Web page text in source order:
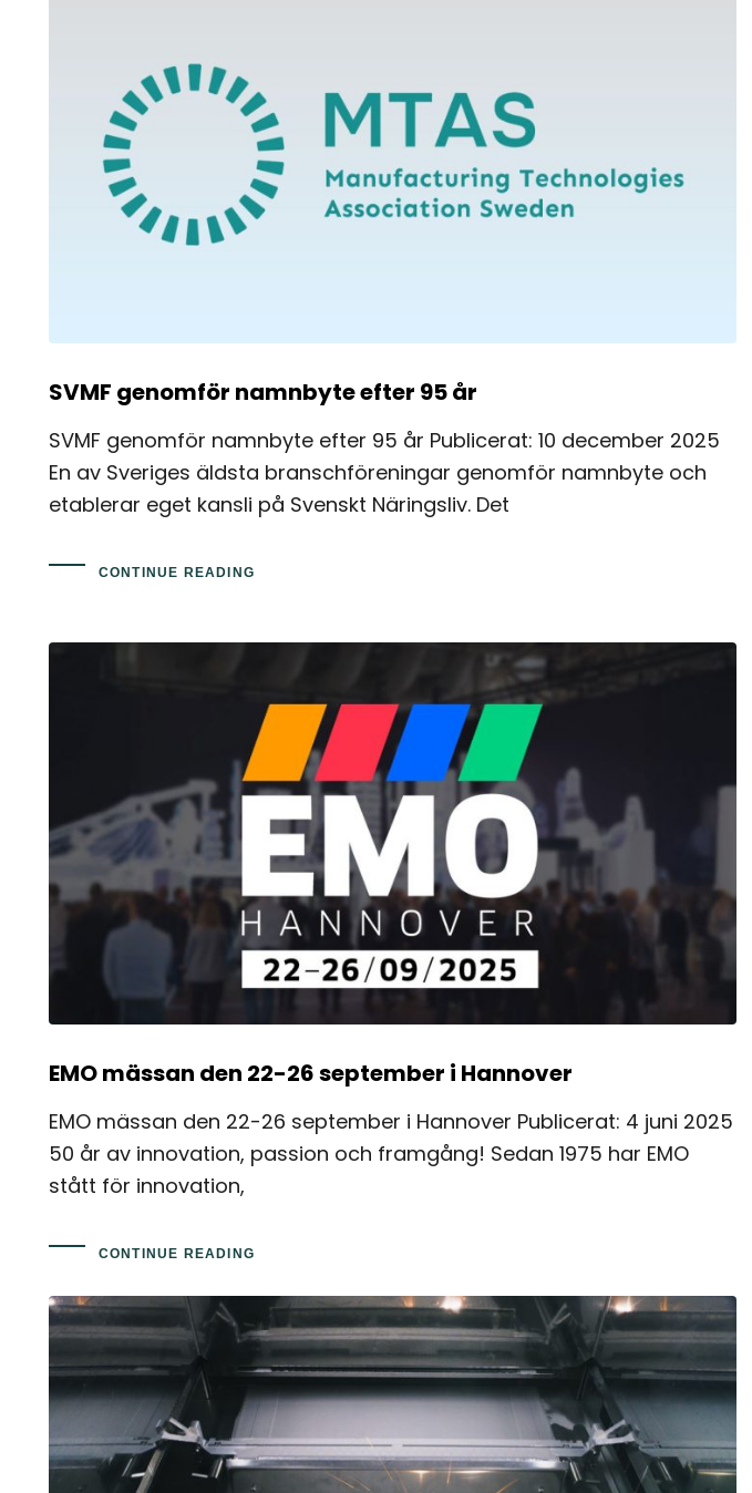
SVMF genomför namnbyte efter 95 år
SVMF genomför namnbyte efter 95 år Publicerat: 10 december 2025
En av Sveriges äldsta branschföreningar genomför namnbyte och
etablerar eget kansli på Svenskt Näringsliv. Det
CONTINUE READING
EMO mässan den 22-26 september i Hannover
EMO mässan den 22-26 september i Hannover Publicerat: 4 juni 2025
50 år av innovation, passion och framgång! Sedan 1975 har EMO
stått för innovation,
CONTINUE READING